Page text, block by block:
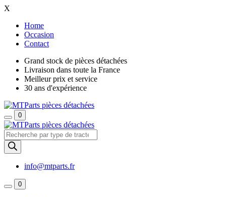
X
Home
Occasion
Contact
Grand stock de pièces détachées
Livraison dans toute la France
Meilleur prix et service
30 ans d'expérience
0
Recherche
de
produits
info@mtparts.fr
0